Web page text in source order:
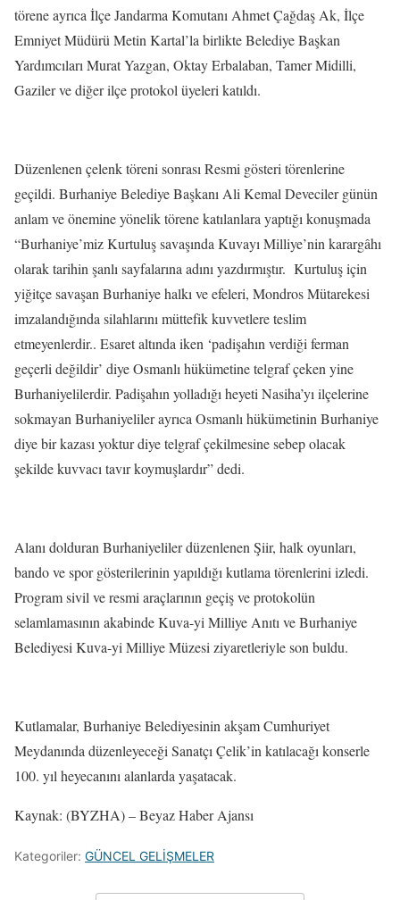
törene ayrıca İlçe Jandarma Komutanı Ahmet Çağdaş Ak, İlçe
Emniyet Müdürü Metin Kartal’la birlikte Belediye Başkan
Yardımcıları Murat Yazgan, Oktay Erbalaban, Tamer Midilli,
Gaziler ve diğer ilçe protokol üyeleri katıldı.
Düzenlenen çelenk töreni sonrası Resmi gösteri törenlerine
geçildi. Burhaniye Belediye Başkanı Ali Kemal Deveciler günün
anlam ve önemine yönelik törene katılanlara yaptığı konuşmada
“Burhaniye’miz Kurtuluş savaşında Kuvayı Milliye’nin karargâhı
olarak tarihin şanlı sayfalarına adını yazdırmıştır. Kurtuluş için
yiğitçe savaşan Burhaniye halkı ve efeleri, Mondros Mütarekesi
imzalandığında silahlarını müttefik kuvvetlere teslim
etmeyenlerdir.. Esaret altında iken ‘padişahın verdiği ferman
geçerli değildir’ diye Osmanlı hükümetine telgraf çeken yine
Burhaniyelilerdir. Padişahın yolladığı heyeti Nasiha’yı ilçelerine
sokmayan Burhaniyeliler ayrıca Osmanlı hükümetinin Burhaniye
diye bir kazası yoktur diye telgraf çekilmesine sebep olacak
şekilde kuvvacı tavır koymuşlardır” dedi.
Alanı dolduran Burhaniyeliler düzenlenen Şiir, halk oyunları,
bando ve spor gösterilerinin yapıldığı kutlama törenlerini izledi.
Program sivil ve resmi araçlarının geçiş ve protokolün
selamlamasının akabinde Kuva-yi Milliye Anıtı ve Burhaniye
Belediyesi Kuva-yi Milliye Müzesi ziyaretleriyle son buldu.
Kutlamalar, Burhaniye Belediyesinin akşam Cumhuriyet
Meydanında düzenleyeceği Sanatçı Çelik’in katılacağı konserle
100. yıl heyecanını alanlarda yaşatacak.
Kaynak: (BYZHA) – Beyaz Haber Ajansı
Kategoriler: GÜNCEL GELİŞMELER